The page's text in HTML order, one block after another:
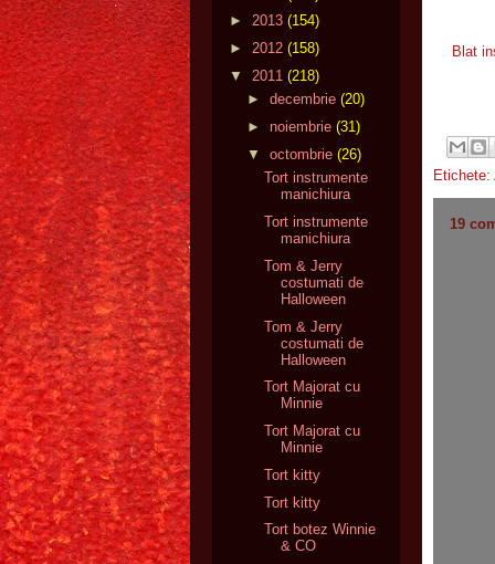
Blat
Etichete:
19
► 2013 (154)
► 2012 (158)
▼
2011 (218)
► decembrie (20)
► noiembrie (31)
▼
octombrie (26)
Tort instrumente
manichiura
Tort instrumente
manichiura
Tom & Jerry
costumati de
Halloween
Tom & Jerry
costumati de
Halloween
Tort Majorat cu
Minnie
Tort Majorat cu
Minnie
Tort kitty
Tort kitty
Tort botez Winnie
& CO